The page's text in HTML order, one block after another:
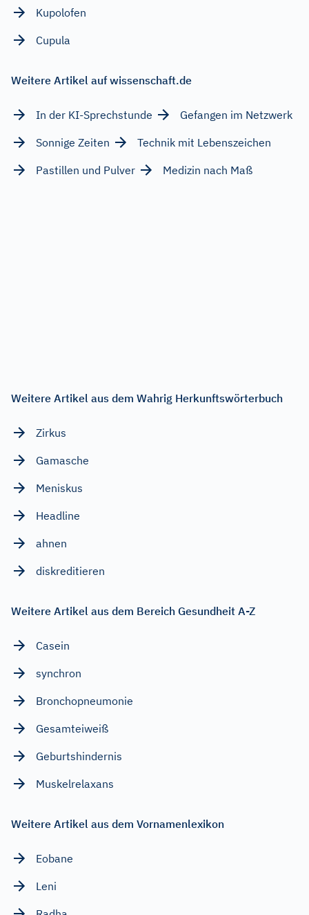
Kupolofen
Cupula
Weitere Artikel auf wissenschaft.de
In der KI-Sprechstunde
Gefangen im Netzwerk
Sonnige Zeiten
Technik mit Lebenszeichen
Pastillen und Pulver
Medizin nach Maß
Weitere Artikel aus dem Wahrig Herkunftswörterbuch
Zirkus
Gamasche
Meniskus
Headline
ahnen
diskreditieren
Weitere Artikel aus dem Bereich Gesundheit A-Z
Casein
synchron
Bronchopneumonie
Gesamteiweiß
Geburtshindernis
Muskelrelaxans
Weitere Artikel aus dem Vornamenlexikon
Eobane
Leni